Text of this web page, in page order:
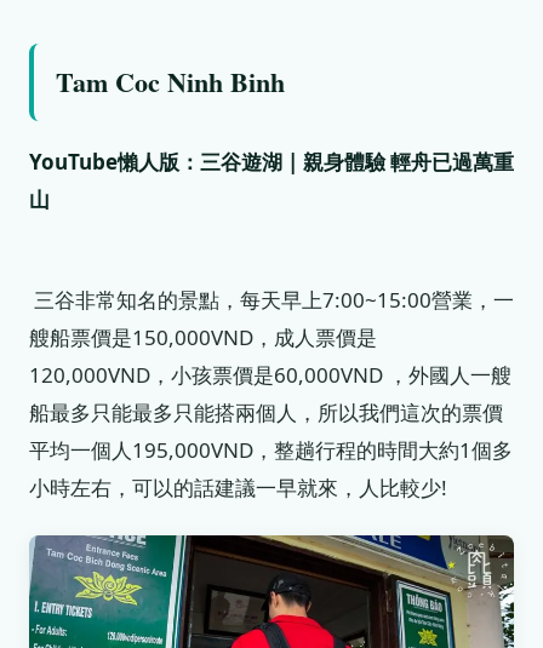
Tam Coc Ninh Binh
YouTube懶人版：三谷遊湖 | 親身體驗 輕舟已過萬重
山
三谷非常知名的景點，每天早上7:00~15:00營業，一
艘船票價是150,000VND，成人票價是
120,000VND，小孩票價是60,000VND ，外國人一艘
船最多只能最多只能搭兩個人，所以我們這次的票價
平均一個人195,000VND，整趟行程的時間大約1個多
小時左右，可以的話建議一早就來，人比較少!